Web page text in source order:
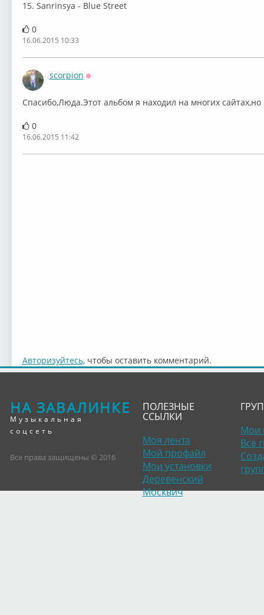
15. Sanrinsya - Blue Street
0
16.06.2015 10:33
scorpion
Спасибо,Люда.Этот альбом я находил на многих
0
16.06.2015 11:42
Авторизуйтесь, чтобы оставить комментарий.
НА ЗАВАЛИНКЕ
Музыкальная
соцсеть
Все права защищены © 2016
ПОЛЕЗНЫЕ
ССЫЛКИ
Моя лента
Мой профайл
Мои установки
Деревенский
Москвич
Мои
Все